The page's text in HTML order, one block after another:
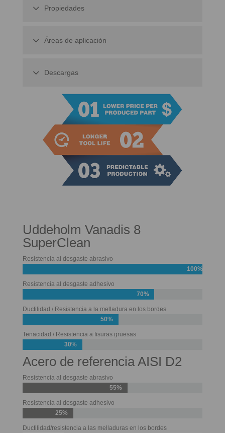
Propiedades
Áreas de aplicación
Descargas
Uddeholm Vanadis 8
SuperClean
Resistencia al desgaste abrasivo
100%
Resistencia al desgaste adhesivo
70%
Ductilidad / Resistencia a la melladura en los bordes
50%
Tenacidad / Resistencia a fisuras gruesas
30%
Acero de referencia AISI D2
Resistencia al desgaste abrasivo
55%
Resistencia al desgaste adhesivo
25%
Ductilidad/resistencia a las melladuras en los bordes